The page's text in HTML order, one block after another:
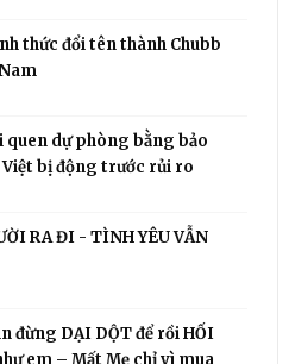
thức đổi tên thành Chubb
quen dự phòng bằng bảo
bị động trước rủi ro
RA ĐI - TÌNH YÊU VẪN
đừng DẠI DỘT để rồi HỐI
em – Mất Mẹ chỉ vì mua